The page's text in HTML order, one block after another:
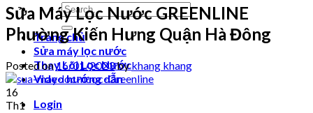
Search
for:
Trang chủ
Sửa máy lọc nước
Thay Lõi Lọc Nước
Video hướng dẫn
Login
Sửa Máy Lọc Nước GREENLINE
Phường Kiến Hưng Quận Hà Đông
Posted on16/01/2023bykhang khang
16
Th1